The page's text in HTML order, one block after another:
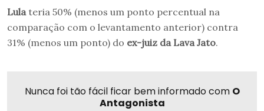
Lulateria 50% (menos um ponto percentual na
comparação com o levantamento anterior) contra
31% (menos um ponto) do ex-juiz da Lava Jato.
Nunca foi tão fácil ficar bem informado com O
Antagonista